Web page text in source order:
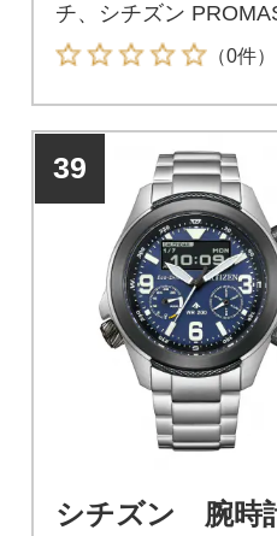
チ、シチズン
(プロマスター)。Go
れだけ潜っても届くこ
い深い海の底へ。本格
ダイバーズウオッチ。
スター「MARINEシリ
（0件）
39
シチズン 腕時